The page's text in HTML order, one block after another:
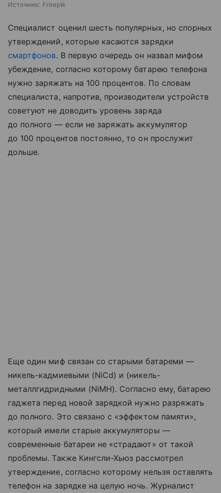
Источник: Freepik
Специалист оценил шесть популярных, но спорных
утверждений, которые касаются зарядки
смартфонов. В первую очередь он назвал мифом
убеждение, согласно которому батарею телефона
нужно заряжать на 100 процентов. По словам
специалиста, напротив, производители устройств
советуют не доводить уровень заряда
до полного — если не заряжать аккумулятор
до 100 процентов постоянно, то он прослужит
дольше.
Еще один миф связан со старыми батареми —
никель-кадмиевыми (NiCd) и (никель-
металлгидридными (NiMH). Согласно ему, батарею
гаджета перед новой зарядкой нужно разряжать
до полного. Это связано с «эффектом памяти»,
который имели старые аккумуляторы —
современные батареи не «страдают» от такой
проблемы. Также Кингсли-Хьюз рассмотрел
утверждение, согласно которому нельзя оставлять
телефон на зарядке на целую ночь. Журналист